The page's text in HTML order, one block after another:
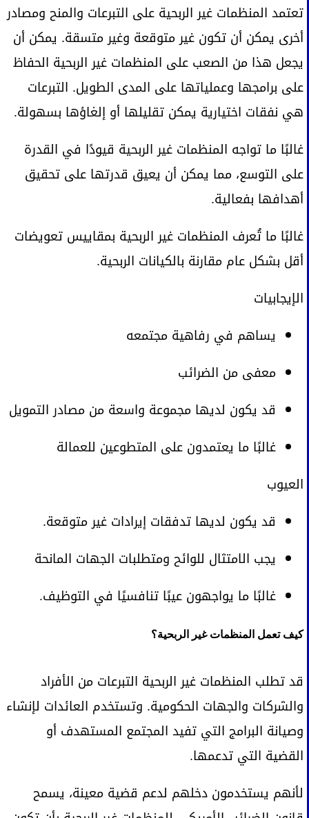
تعتمد المنظمات غير الربحية على التبرعات والمنح ومصادر
أخرى يمكن أن تكون غير متوقعة وغير متسقة. يمكن أن
يجعل هذا من الصعب على المنظمات غير الربحية الحفاظ
على برامجها وعملياتها على المدى الطويل. التبرعات
هي نفقات اختيارية يمكن تقليلها أو إلغاؤها بسهولة.
غالبًا ما تواجه المنظمات غير الربحية قيودًا في القدرة
على التوسع، مما يمكن أن يعيق قدرتها على تحقيق
أهدافها بفعالية.
غالبًا ما تُعرف المنظمات غير الربحية بمقاييس تعويضات
أقل بشكل عام مقارنة بالكيانات الربحية.
الإيجابيات
يساهم في رفاهية مجتمعه
معفى من الضرائب
قد يكون لديها مجموعة واسعة من مصادر التمويل
غالبًا ما يعتمدون على المتطوعين للعمالة
العيوب
قد يكون لديها تدفقات إيرادات غير متوقعة.
يجب الامتثال للوائح ومتطلبات الجهات المانحة
غالبًا ما يواجهون عيبًا تنافسيًا في التوظيف.
كيف تعمل المنظمات غير الربحية؟
قد تطلب المنظمات غير الربحية التبرعات من الأفراد
والشركات والجهات الحكومية. وتستخدم العائدات لإنشاء
وصيانة البرامج التي تفيد المجتمع المستهدف أو
القضية التي تدعمها.
لأنهم يستخدمون دخلهم لدعم قضية معينة، يسمح